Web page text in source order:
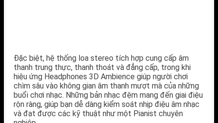
Đặc biệt, hệ thống loa stereo tích hợp cung cấp âm
thanh trung thực, thanh thoát và đẳng cấp, trong khi
hiệu ứng Headphones 3D Ambience giúp người chơi
chìm sâu vào không gian âm thanh mượt mà của những
buổi chơi nhạc. Những bản nhạc đệm mang đến giai điệu
rộn ràng, giúp bạn dễ dàng kiểm soát nhịp điệu âm nhạc
và đạt được các kỹ thuật như một Pianist chuyên